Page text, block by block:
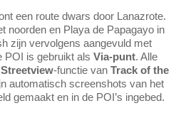
een route dwars door Lanazrote.
noorden en Playa de Papagayo in
zijn vervolgens aangevuld met
POI is gebruikt als Via-punt. Alle
Streetview-functie van Track of the
automatisch screenshots van het
gemaakt en in de POI’s ingebed.